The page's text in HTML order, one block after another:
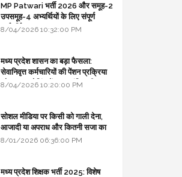
MP Patwari भर्ती 2026 और समूह-2
उपसमूह-4 अभ्यर्थियों के लिए संपूर्ण
मार्गदर्शिका
8/04/2026 10:32:00 PM
मध्य प्रदेश शासन का बड़ा फैसला:
सेवानिवृत्त कर्मचारियों की पेंशन प्रक्रिया
और बजट कोडिंग में हुए क्रांतिकारी
8/04/2026 10:20:00 PM
सोशल मीडिया पर किसी को गाली देना,
आजादी या अपराध और कितनी सजा का
प्रावधान - free legal advice
8/01/2026 06:36:00 PM
मध्य प्रदेश शिक्षक भर्ती 2025: विशेष